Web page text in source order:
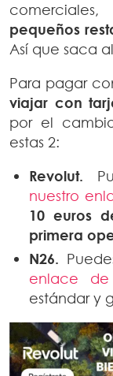
pequeños
Así que saca
Para pagar
viajar con
por el
estas 2:
Revolut.
nuestro
10 euros
primera
N26.
enlace de
estándar y